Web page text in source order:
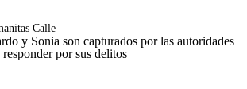
Calle
y Sonia son capturados por las autoridades
responder por sus delitos